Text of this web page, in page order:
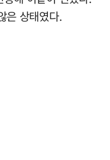
은 상태였다.